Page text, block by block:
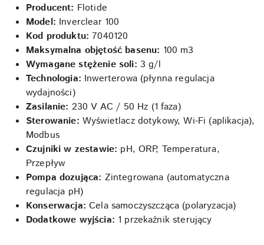
Producent: Flotide
Model: Inverclear 100
Kod produktu: 7040120
Maksymalna objętość basenu: 100 m3
Wymagane stężenie soli: 3 g/l
Technologia: Inwerterowa (płynna regulacja
wydajności)
Zasilanie: 230 VAC / 50 Hz (1 faza)
Sterowanie: Wyświetlacz dotykowy, Wi-Fi (aplikacja),
Modbus
Czujniki w zestawie: pH, ORP, Temperatura,
Przepływ
Pompa dozująca: Zintegrowana (automatyczna
regulacja pH)
Konserwacja: Cela samoczyszcząca (polaryzacja)
Dodatkowe wyjścia: 1 przekaźnik sterujący